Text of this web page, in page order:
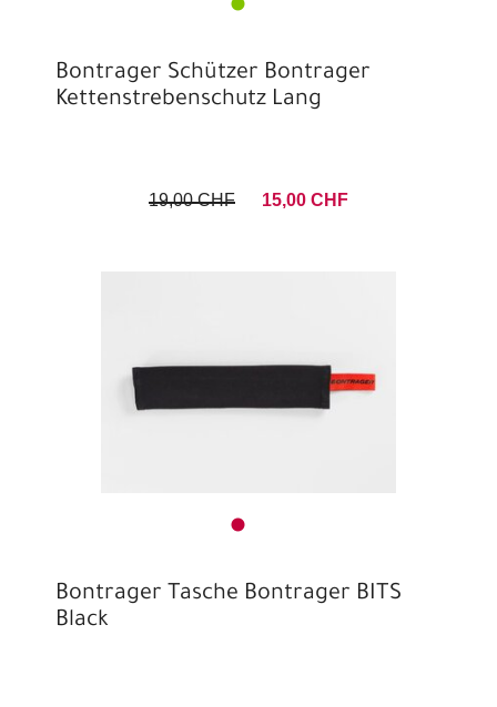
Bontrager Schützer Bontrager
Kettenstrebenschutz Lang
19,00 CHF 15,00 CHF
Bontrager Tasche Bontrager BITS
Black